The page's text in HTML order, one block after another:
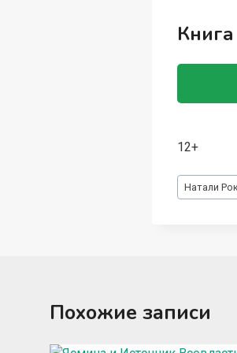
12+
Метки
записи:
Натали Рок
Похожие записи